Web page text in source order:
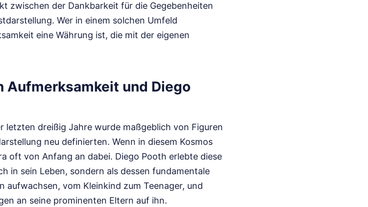
zwischen der Dankbarkeit für die Gegebenheiten
Wer in einem solchen Umfeld
eine Währung ist, die mit der eigenen
Aufmerksamkeit und Diego
letzten dreißig Jahre wurde maßgeblich von Figuren
neu definierten. Wenn in diesem Kosmos
oft von Anfang an dabei. Diego Pooth erlebte diese
in sein Leben, sondern als dessen fundamentale
aufwachsen, vom Kleinkind zum Teenager, und
an seine prominenten Eltern auf ihn.